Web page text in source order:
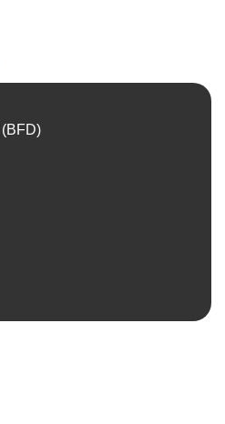
(BFD)